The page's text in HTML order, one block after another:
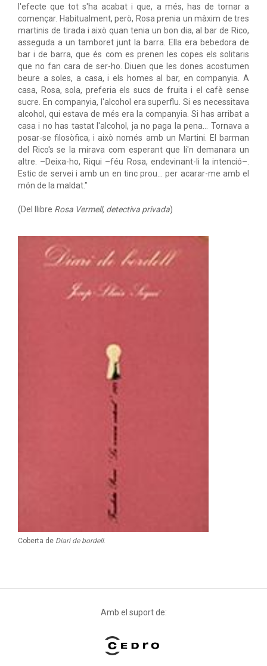
Coberta de Diari de bordell.
l'efecte que tot s'ha acabat i que, a més, has de tornar a
començar. Habitualment, però, Rosa prenia un màxim de tres
martinis de tirada i això quan tenia un bon dia, al bar de Rico,
asseguda a un tamboret junt la barra. Ella era bebedora de
bar i de barra, que és com es prenen les copes els solitaris
que no fan cara de ser-ho. Diuen que les dones acostumen
beure a soles, a casa, i els homes al bar, en companyia. A
casa, Rosa, sola, preferia els sucs de fruita i el cafè sense
sucre. En companyia, l'alcohol era superflu. Si es necessitava
alcohol, qui estava de més era la companyia. Si has arribat a
casa i no has tastat l'alcohol, ja no paga la pena… Tornava a
posar-se filosòfica, i això només amb un Martini. El barman
del Rico's se la mirava com esperant que li'n demanara un
altre. –Deixa-ho, Riqui –féu Rosa, endevinant-li la intenció–.
Estic de servei i amb un en tinc prou… per acarar-me amb el
món de la maldat."
(Del llibre Rosa Vermell, detectiva privada)
Amb el suport de: